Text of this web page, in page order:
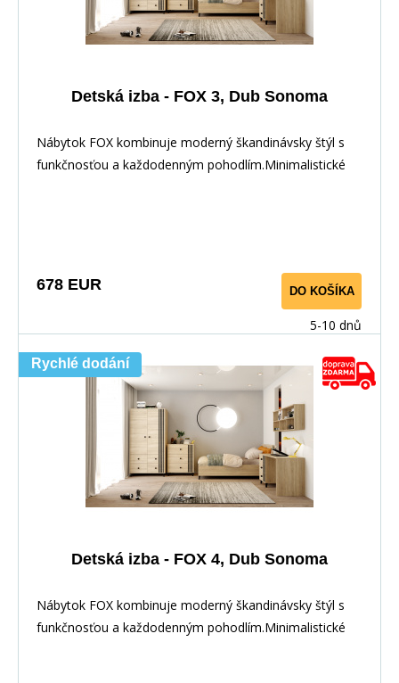
Detská izba - FOX 3, Dub Sonoma
Nábytok FOX kombinuje moderný škandinávsky štýl s
funkčnosťou a každodenným pohodlím.Minimalistické
678 EUR DO KOŠÍKA
5-10 dnů
Rychlé dodání
Detská izba - FOX 4, Dub Sonoma
Nábytok FOX kombinuje moderný škandinávsky štýl s
funkčnosťou a každodenným pohodlím.Minimalistické